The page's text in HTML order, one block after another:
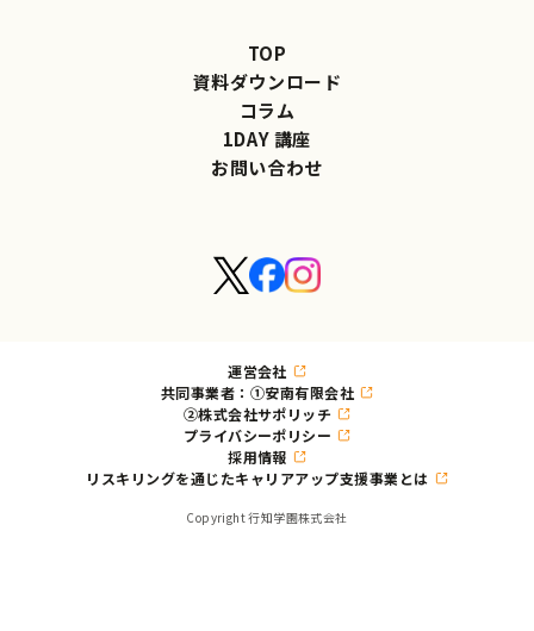
TOP
資料ダウンロード
コラム
1DAY 講座
お問い合わせ
運営会社
共同事業者：①安南有限会社
②株式会社サポリッチ
プライバシーポリシー
採用情報
リスキリングを通じたキャリアアップ支援事業とは
Copyright 行知学園株式会社